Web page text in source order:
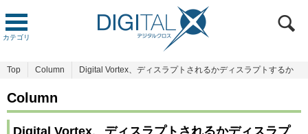
カテゴリ
Top Column Digital Vortex、ディスラプトされるかディスラプトするか
Column
Digital Vortex、ディスラプトされるかディスラプ